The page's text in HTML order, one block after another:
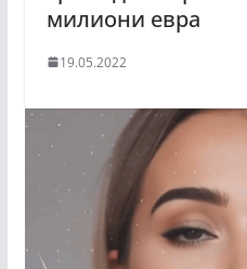
милиони евра
19.05.2022